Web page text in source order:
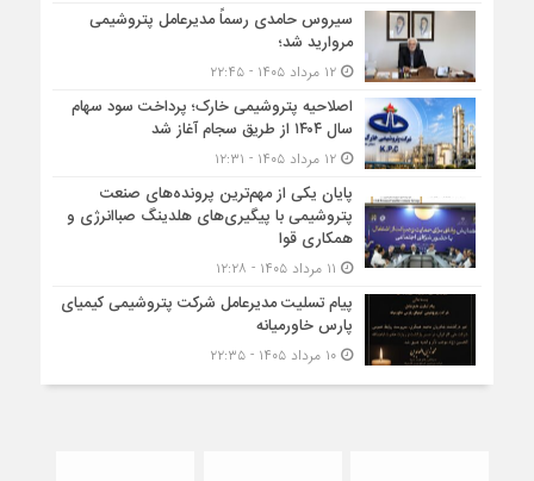
سیروس حامدی رسماً مدیرعامل پتروشیمی
مروارید شد؛
۱۲ مرداد ۱۴۰۵ - ۲۲:۴۵
اصلاحیه پتروشیمی خارک؛ پرداخت سود سهام
سال ۱۴۰۴ از طریق سجام آغاز شد
۱۲ مرداد ۱۴۰۵ - ۱۲:۳۱
پایان یکی از مهم‌ترین پرونده‌های صنعت
پتروشیمی با پیگیری‌های هلدینگ صباانرژی و
همکاری قوا
پیام تسلیت مدیرعامل شرکت پتروشیمی کیمیای
پارس خاورمیانه
۱۰ مرداد ۱۴۰۵ - ۲۲:۳۵